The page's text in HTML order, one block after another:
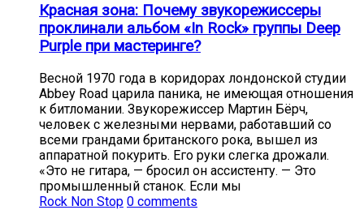
Красная зона: Почему звукорежиссеры
проклинали альбом «In Rock» группы Deep
Purple при мастеринге?
Весной 1970 года в коридорах лондонской студии
Abbey Road царила паника, не имеющая отношения
к битломании. Звукорежиссер Мартин Бёрч,
человек с железными нервами, работавший со
всеми грандами британского рока, вышел из
аппаратной покурить. Его руки слегка дрожали.
«Это не гитара, — бросил он ассистенту. — Это
промышленный станок. Если мы
Rock Non Stop 0 comments